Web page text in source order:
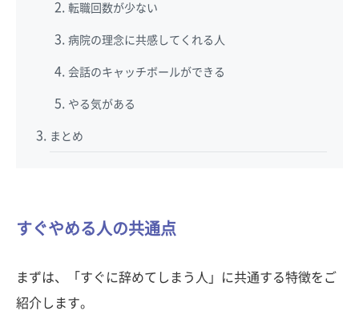
転職回数が少ない
病院の理念に共感してくれる人
会話のキャッチボールができる
やる気がある
まとめ
すぐやめる人の共通点
まずは、「すぐに辞めてしまう人」に共通する特徴をご
紹介します。